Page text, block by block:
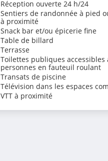
Réception ouverte 24 h/24
Sentiers de randonnée à pied
à proximité
Snack bar et/ou épicerie fine
Table de billard
Terrasse
Toilettes publiques accessibles
personnes en fauteuil roulant
Transats de piscine
Télévision dans les espaces
VTT à proximité